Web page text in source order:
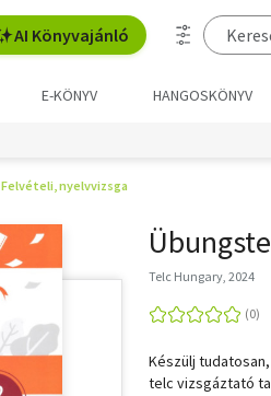
AI Könyvajánló
E-KÖNYV HANGOSKÖNYV
Felvételi, nyelvvizsga
Telc Hungary, 2024
Készülj
telc vizsgáztató